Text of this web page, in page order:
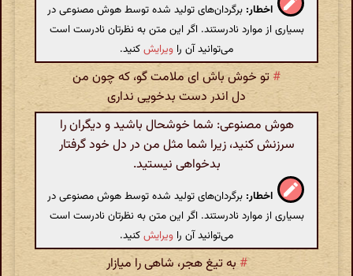
اخطار: برگردان‌های تولید شده توسط هوش مصنوعی در
بسیاری از موارد نادرستند. اگر این متن به نظرتان نادرست است
می‌توانید آن را ویرایشکنید.
# تو خوش باش ای ملامت گو، که چون من
دل اندر دست بدخویی نداری
هوش مصنوعی: شما خوشحال باشید و دیگران را
سرزنش کنید، زیرا شما مثل من در دل خود گرفتار
بدخواهی نیستید.
اخطار: برگردان‌های تولید شده توسط هوش مصنوعی در
بسیاری از موارد نادرستند. اگر این متن به نظرتان نادرست است
می‌توانید آن را ویرایشکنید.
#به تیغ هجر، شاهی را میازار